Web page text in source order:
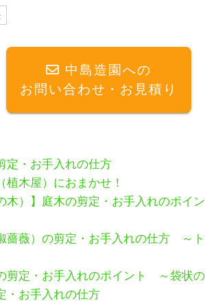
中島造園への
お問い合わせ・お見積り
定・お手入れの仕方
木屋）におまかせ！
木）】庭木の剪定・お手入れのポ
薔薇）の剪定・お手入れの仕方 ～
剪定・お手入れのポイント ～袋状
・お手入れの仕方